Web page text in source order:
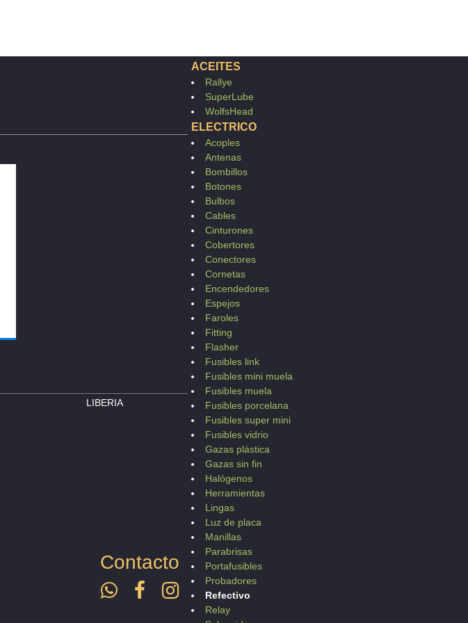
ACEITES
Rallye
SuperLube
WolfsHead
ELECTRICO
Acoples
Antenas
Bombillos
Botones
Bulbos
Cables
Cinturones
Cobertores
Conectores
Cornetas
Encendedores
Espejos
Faroles
Fitting
Flasher
Fusibles link
Fusibles mini muela
Fusibles muela
Fusibles porcelana
Fusibles super mini
Fusibles vidrio
Gazas plástica
Gazas sin fin
Halógenos
Herramientas
Lingas
Luz de placa
Manillas
Parabrisas
Portafusibles
Probadores
Refectivo
Relay
LIBERIA
Contacto